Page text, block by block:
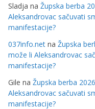
Sladja na Župska berba
Aleksandrovac sačuvati
manifestacije?
037info.net na Župska
može li Aleksandrovac
manifestacije?
Gile na Župska berba
Aleksandrovac sačuvati
manifestacije?